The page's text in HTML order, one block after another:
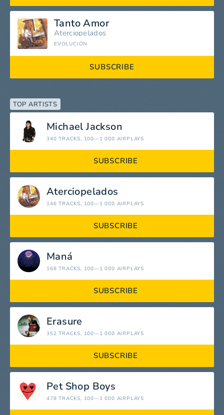
Tanto Amor
Aterciopelados
EVOLUCIÓN
SUBSCRIBE
TOP ARTISTS
Michael Jackson
340 TRACKS, 100—1 000 AIRPLAYS
SUBSCRIBE
Aterciopelados
146 TRACKS, 100—1 000 AIRPLAYS
SUBSCRIBE
Maná
168 TRACKS, 100—1 000 AIRPLAYS
SUBSCRIBE
Erasure
352 TRACKS, 100—1 000 AIRPLAYS
SUBSCRIBE
Pet Shop Boys
478 TRACKS, 100—1 000 AIRPLAYS